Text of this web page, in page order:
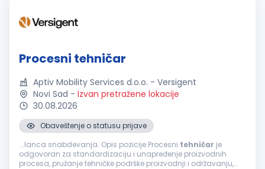
Procesni tehničar
Aptiv Mobility Services d.o.o. - Versigent
Novi Sad - Izvan pretražene lokacije
30.08.2026
Obaveštenje o statusu prijave
...lanca snabdevanja. Opis pozicije Procesni tehničar je
odgovoran za standardizaciju i unapređenje proizvodnih
procesa, pružanje tehničke podrške proizvodnji i održavanju,